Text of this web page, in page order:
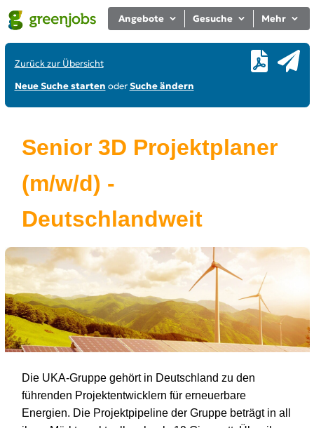
Angebote Gesuche Mehr
Zurück zur Übersicht
Neue Suche starten oderSuche ändern